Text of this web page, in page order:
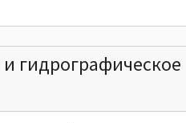
гидрографическое